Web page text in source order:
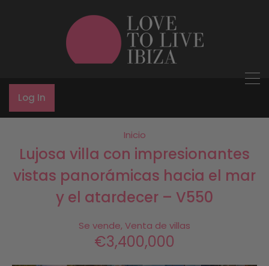
Log In
Inicio
Lujosa villa con impresionantes
vistas panorámicas hacia el mar
y el atardecer – V550
Se vende, Venta de villas
€3,400,000